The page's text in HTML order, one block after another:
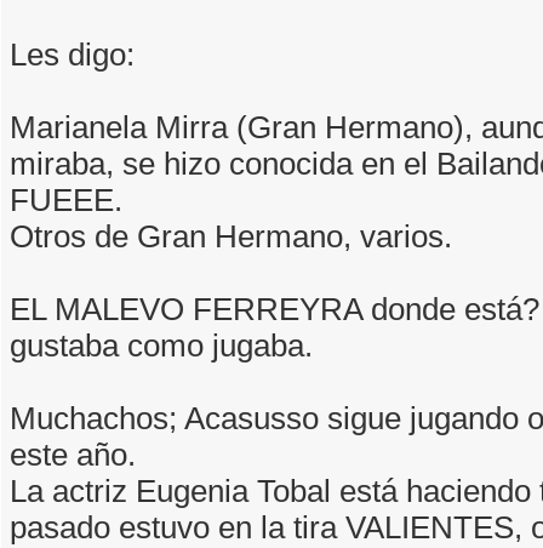
Les digo:
Marianela Mirra (Gran Hermano),
miraba, se hizo conocida en el
FUEEE.
Otros de Gran Hermano, varios.
EL MALEVO FERREYRA donde
gustaba como jugaba.
Muchachos; Acasusso sigue jugando
este año.
La actriz Eugenia Tobal está haciendo
pasado estuvo en la tira VALIENTES,